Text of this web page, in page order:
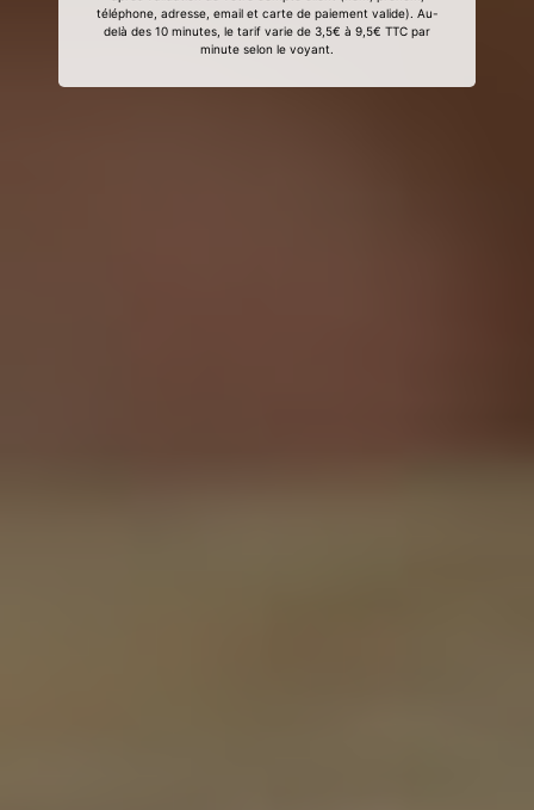
téléphone, adresse, email et carte de paiement valide). Au-
delà des 10 minutes, le tarif varie de 3,5€ à 9,5€ TTC par
minute selon le voyant.